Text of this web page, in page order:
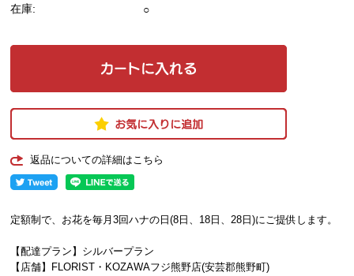
在庫: ○
返品についての詳細はこちら
定額制で、お花を毎月3回ハナの日(8日、18日、28日)にご提供します。
【配達プラン】シルバープラン
【店舗】FLORIST・KOZAWAフジ熊野店(安芸郡熊野町)